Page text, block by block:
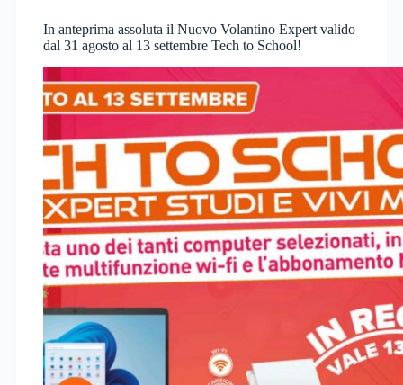
In anteprima assoluta il Nuovo Volantino Expert valido
dal 31 agosto al 13 settembre Tech to School!